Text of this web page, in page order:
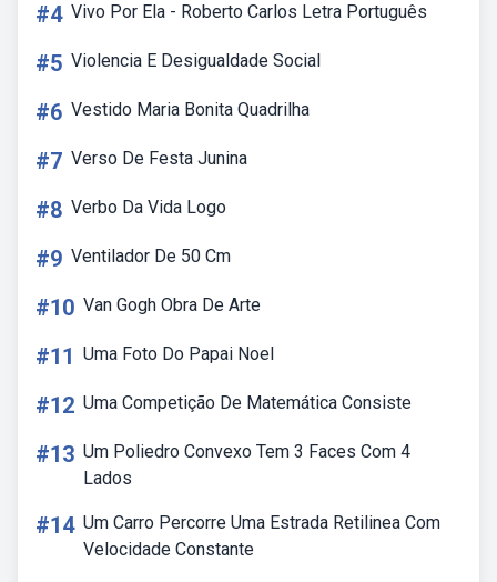
#4 Vivo Por Ela - Roberto Carlos Letra Português
#5 Violencia E Desigualdade Social
#6 Vestido Maria Bonita Quadrilha
#7 Verso De Festa Junina
#8 Verbo Da Vida Logo
#9 Ventilador De 50 Cm
#10 Van Gogh Obra De Arte
#11 Uma Foto Do Papai Noel
#12 Uma Competição De Matemática Consiste
#13 Um Poliedro Convexo Tem 3 Faces Com 4
Lados
#14 Um Carro Percorre Uma Estrada Retilinea Com
Velocidade Constante